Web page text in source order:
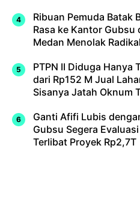
Ribuan Pemuda Batak
Rasa ke Kantor Gubsu
Medan Menolak
PTPN II Diduga Hanya
dari Rp152 M Jual
Sisanya Jatah Oknum
Ganti Afifi Lubis
Gubsu Segera
Terlibat Proyek Rp2,7T